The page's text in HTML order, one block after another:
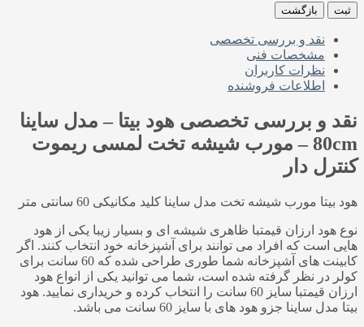
ثبت بازگشت
نقد و بررسی تخصصی
مشخصات فنی
نظرات کاربران
اطلاعات فروشنده
نقد و بررسی تخصصی هود بیتا – مدل ساینا
80cm – مورب شیشه تخت لمسی ریموت
کنترل دار
هود بیتا مورب شیشه تخت مدل ساینا کلید مکانیکی 60 سانتی متر
نوع هود ارزان قیمتبا ظاهری شیشه ای و بسیار زیبا یکی از هود
هایی است که افراد می توانند برای آشپزخانه خود انتخاب کنند. اگر
کابینت های آشپزخانه شما طوری طراحی شده که 60 سانت برای
کولر در نظر گرفته شده است، شما می توانید یکی از انواع هود
ارزان قیمتبا سایز 60 سانت را انتخاب کرده و خریداری نمایید. هود
بیتا مدل ساینا جزو هود های با سایز 60 سانت می باشد.